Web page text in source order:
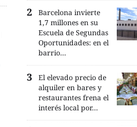
Barcelona invierte
1,7 millones en su
Escuela de Segundas
Oportunidades: en el
barrio...
El elevado precio de
alquiler en bares y
restaurantes frena el
interés local por...